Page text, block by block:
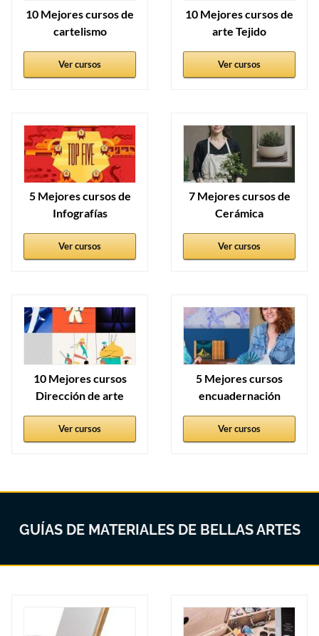
10 Mejores cursos de
cartelismo
Ver cursos
10 Mejores cursos de
arte Tejido
Ver cursos
5 Mejores cursos de
Infografías
Ver cursos
7 Mejores cursos de
Cerámica
Ver cursos
10 Mejores cursos
Dirección de arte
Ver cursos
5 Mejores cursos
encuadernación
Ver cursos
GUÍAS DE MATERIALES DE BELLAS ARTES